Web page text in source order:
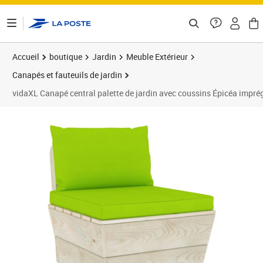
Accueil boutique Jardin
Meuble Extérieur
Canapés et fauteuils de jardin
vidaXL Canapé central palette de jardin avec coussins Épicéa